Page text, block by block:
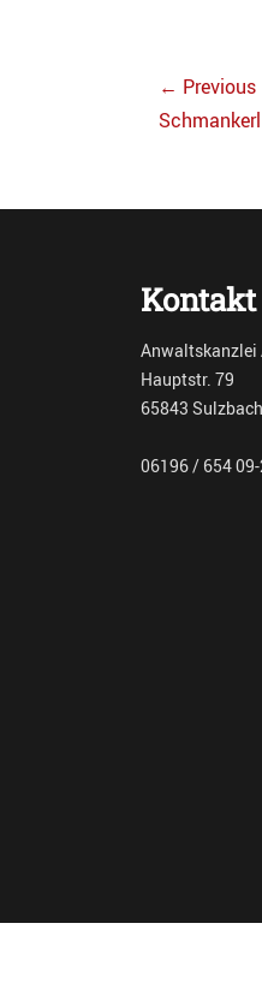
← Previous
Previous
Schmankerl
Kontakt
Anwaltskanzlei
Hauptstr. 79
65843
06196 / 654 09-